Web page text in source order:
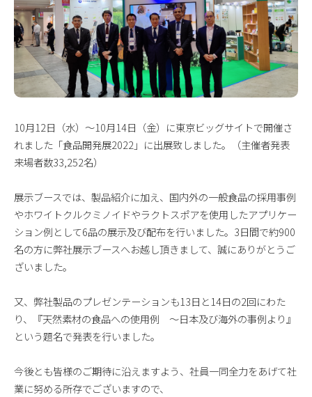
10月12日（水）～10月14日（金）に東京ビッグサイトで開催さ
れました「食品開発展2022」に出展致しました。（主催者発表
来場者数33,252名）
展示ブースでは、製品紹介に加え、国内外の一般食品の採用事例
やホワイトクルクミノイドやラクトスポアを使用したアプリケー
ション例として6品の展示及び配布を行いました。3日間で約900
名の方に弊社展示ブースへお越し頂きまして、誠にありがとうご
ざいました。
又、弊社製品のプレゼンテーションも13日と14日の2回にわた
り、『天然素材の食品への使用例 ～日本及び海外の事例より』
という題名で発表を行いました。
今後とも皆様のご期待に沿えますよう、社員一同全力をあげて社
業に努める所存でございますので、